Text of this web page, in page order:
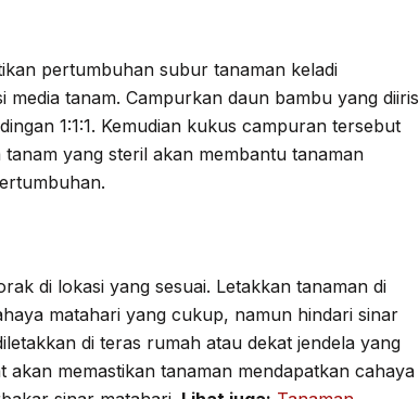
pertumbuhan subur tanaman keladi
tanam. Campurkan daun bambu yang diiris
1:1:1. Kemudian kukus campuran tersebut
yang steril akan membantu tanaman
di lokasi yang sesuai. Letakkan tanaman di
matahari yang cukup, namun hindari sinar
di teras rumah atau dekat jendela yang
memastikan tanaman mendapatkan cahaya